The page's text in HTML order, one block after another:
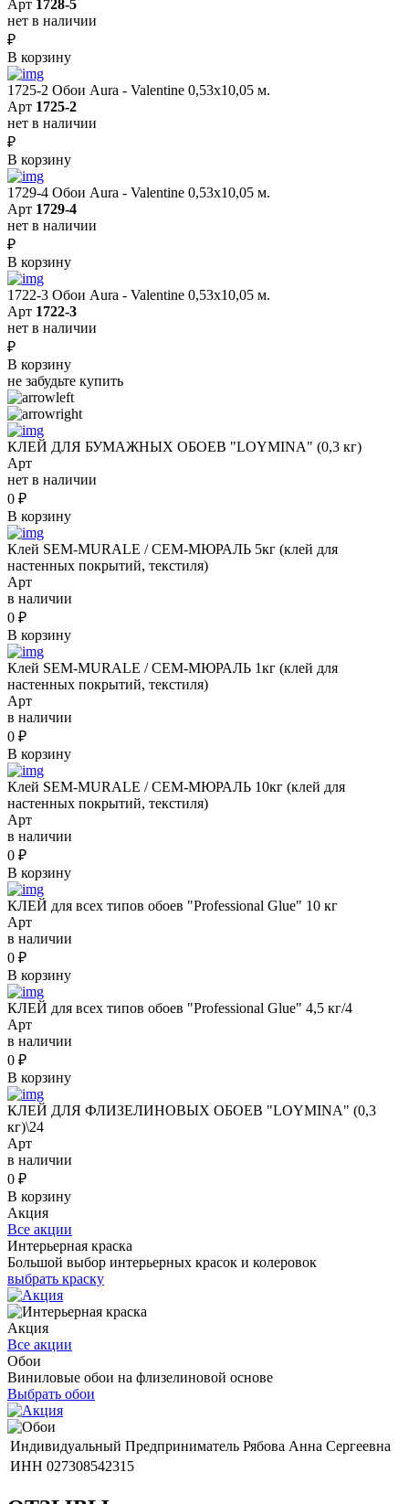
Арт 1728-5
нет в наличии
₽
В корзину
1725-2 Обои Aura - Valentine 0,53х10,05 м.
Арт 1725-2
нет в наличии
₽
В корзину
1729-4 Обои Aura - Valentine 0,53х10,05 м.
Арт 1729-4
нет в наличии
₽
В корзину
1722-3 Обои Aura - Valentine 0,53х10,05 м.
Арт 1722-3
нет в наличии
₽
В корзину
не забудьте купить
КЛЕЙ ДЛЯ БУМАЖНЫХ ОБОЕВ "LOYMINA" (0,3 кг)
Арт
нет в наличии
0 ₽
В корзину
Клей SEM-MURALE / СЕМ-МЮРАЛЬ 5кг (клей для
настенных покрытий, текстиля)
Арт
в наличии
0 ₽
В корзину
Клей SEM-MURALE / СЕМ-МЮРАЛЬ 1кг (клей для
настенных покрытий, текстиля)
Арт
в наличии
0 ₽
В корзину
Клей SEM-MURALE / СЕМ-МЮРАЛЬ 10кг (клей для
настенных покрытий, текстиля)
Арт
в наличии
0 ₽
В корзину
КЛЕЙ для всех типов обоев "Professional Glue" 10 кг
Арт
в наличии
0 ₽
В корзину
КЛЕЙ для всех типов обоев "Professional Glue" 4,5 кг/4
Арт
в наличии
0 ₽
В корзину
КЛЕЙ ДЛЯ ФЛИЗЕЛИНОВЫХ ОБОЕВ "LOYMINA" (0,3
кг)\24
Арт
в наличии
0 ₽
В корзину
Акция
Все акции
Интерьерная краска
Большой выбор интерьерных красок и колеровок
выбрать краску
Акция
Все акции
Обои
Виниловые обои на флизелиновой основе
Выбрать обои
Индивидуальный Предприниматель Рябова Анна Сергеевна
ИНН 027308542315